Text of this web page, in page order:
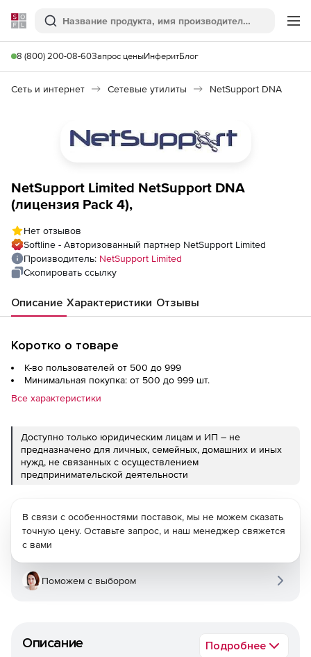
Softline
Поиск
8 (800) 200-08-60Запрос ценыИнферитБлог
Сеть и интернет Сетевые утилиты NetSupport DNA
NetSupport Limited NetSupport DNA
(лицензия Pack 4),
Нет отзывов
Softline - Авторизованный партнер NetSupport Limited
Производитель: NetSupport Limited
Скопировать ссылку
Описание Характеристики Отзывы
Коротко о товаре
К-во пользователей от 500 до 999
Минимальная покупка: от 500 до 999 шт.
Все характеристики
Доступно только юридическим лицам и ИП – не
предназначено для личных, семейных, домашних и иных
нужд, не связанных с осуществлением
предпринимательской деятельности
Описание Подробнее
В связи с особенностями поставок, мы не можем сказать
точную цену. Оставьте запрос, и наш менеджер свяжется
с вами
Поможем с выбором